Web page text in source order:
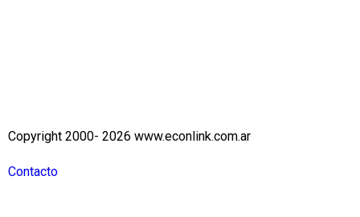
Copyright 2000- 2026 www.econlink.com.ar
Contacto